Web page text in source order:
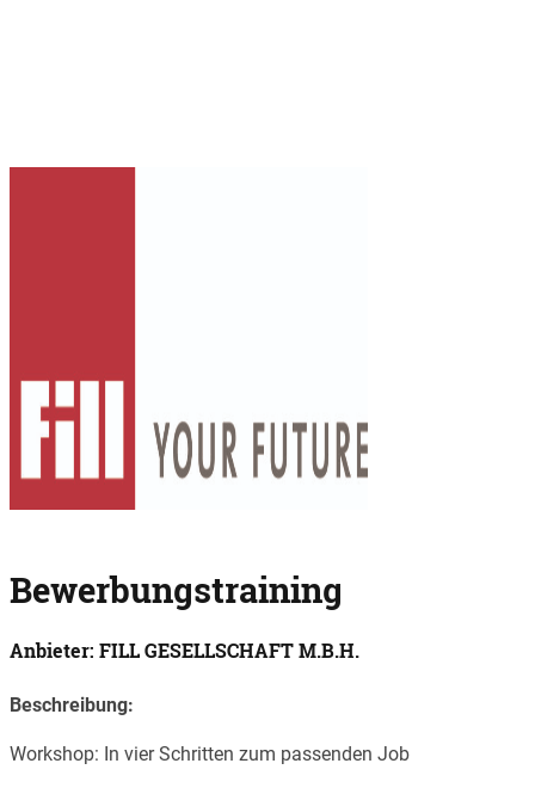
Bewerbungstraining
Anbieter: FILL GESELLSCHAFT M.B.H.
Beschreibung:
Workshop: In vier Schritten zum passenden Job